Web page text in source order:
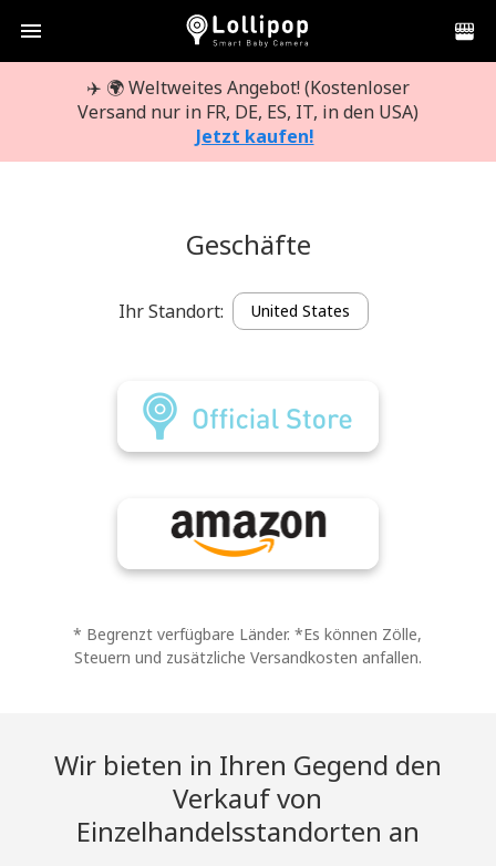
menu
✈️ 🌍 Weltweites Angebot! (Kostenloser
Versand nur in FR, DE, ES, IT, in den USA)
Jetzt kaufen!
Geschäfte
Ihr Standort: United States
* Begrenzt verfügbare Länder. *Es können Zölle,
Steuern und zusätzliche Versandkosten anfallen.
Wir bieten in Ihren Gegend den
Verkauf von
Einzelhandelsstandorten an